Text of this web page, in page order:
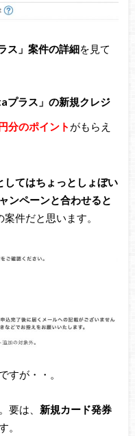
ス」案件の詳細を見て
プラス」の新規クレジ
分のポイント がもらえ
てはちょっとしょぼい
ンペーンと合わせると
件だと思います。
すが・・。
要は、 新規カード発券
。